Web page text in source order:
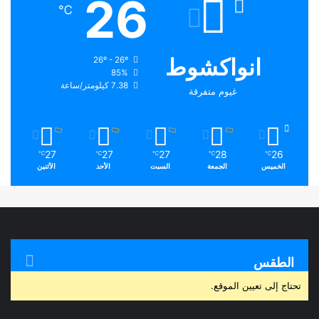
انواكشوط
غيوم متفرقة
26
℃
26º - 26º
85%
7.38 كيلومتر/ساعة
26
℃
الخميس
28
℃
الجمعة
27
℃
السبت
27
℃
الأحد
27
℃
الأثنين
الطقس
تحتاج إلى تعيين الموقع.